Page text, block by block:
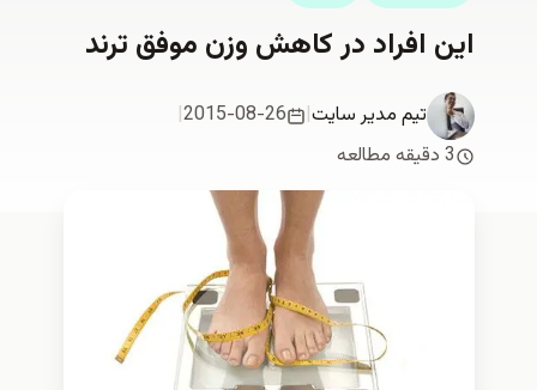
افراد در کاهش وزن موفق ترند
تیم مدیر سایت|
2015-08-26
|